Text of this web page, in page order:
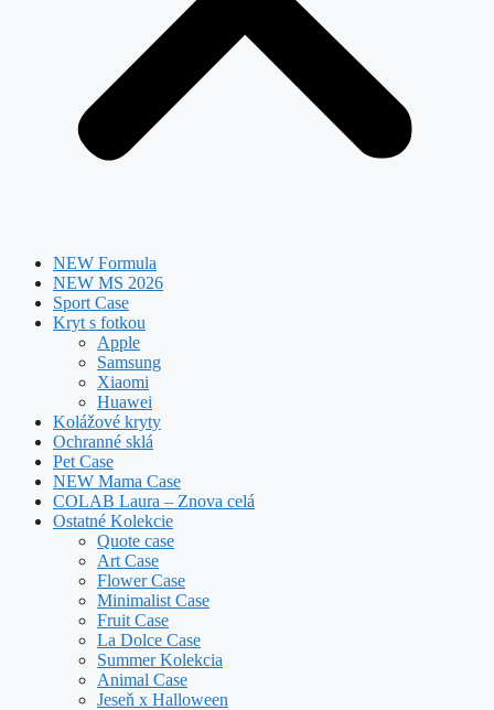
NEW Formula
NEW MS 2026
Sport Case
Kryt s fotkou
Apple
Samsung
Xiaomi
Huawei
Kolážové kryty
Ochranné sklá
Pet Case
NEW Mama Case
COLAB Laura – Znova celá
Ostatné Kolekcie
Quote case
Art Case
Flower Case
Minimalist Case
Fruit Case
La Dolce Case
Summer Kolekcia
Animal Case
Jeseň x Halloween